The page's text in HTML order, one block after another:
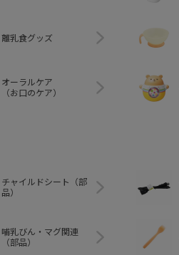
離乳食グッズ
オーラルケア
（お口のケア）
チャイルドシート（部
品）
哺乳びん・マグ関連
（部品）